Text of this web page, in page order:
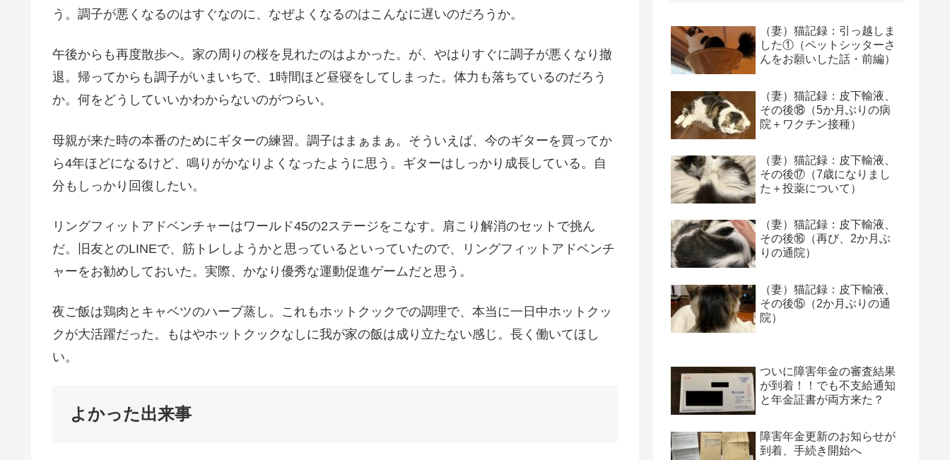
う。調子が悪くなるのはすぐなのに、なぜよくなるのはこんなに遅いのだろうか。
午後からも再度散歩へ。家の周りの桜を見れたのはよかった。が、やはりすぐに調子が悪くなり撤
退。帰ってからも調子がいまいちで、1時間ほど昼寝をしてしまった。体力も落ちているのだろう
か。何をどうしていいかわからないのがつらい。
母親が来た時の本番のためにギターの練習。調子はまぁまぁ。そういえば、今のギターを買ってか
ら4年ほどになるけど、鳴りがかなりよくなったように思う。ギターはしっかり成長している。自
分もしっかり回復したい。
リングフィットアドベンチャーはワールド45の2ステージをこなす。肩こり解消のセットで挑ん
だ。旧友とのLINEで、筋トレしようかと思っているといっていたので、リングフィットアドベンチ
ャーをお勧めしておいた。実際、かなり優秀な運動促進ゲームだと思う。
夜ご飯は鶏肉とキャベツのハーブ蒸し。これもホットクックでの調理で、本当に一日中ホットクッ
クが大活躍だった。もはやホットクックなしに我が家の飯は成り立たない感じ。長く働いてほし
い。
よかった出来事
（妻）猫記録：引っ越しま
した①（ペットシッターさ
んをお願いした話・前編）
（妻）猫記録：皮下輸液、
その後⑱（5か月ぶりの病
院＋ワクチン接種）
（妻）猫記録：皮下輸液、
その後⑰（7歳になりまし
た＋投薬について）
（妻）猫記録：皮下輸液、
その後⑯（再び、2か月ぶ
りの通院）
（妻）猫記録：皮下輸液、
その後⑮（2か月ぶりの通
院）
ついに障害年金の審査結果
が到着！！でも不支給通知
と年金証書が両方来た？
障害年金更新のお知らせが
到着、手続き開始へ